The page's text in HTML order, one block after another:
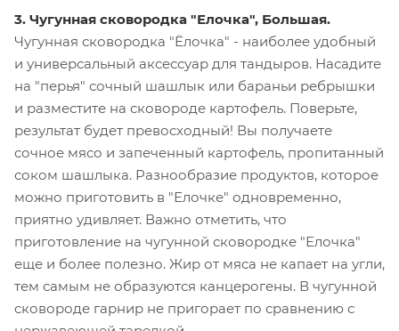
3. ​Чугунная сковородка "Елочка", Большая.
Чугунная сковородка "Ёлочка" - наиболее удобный
и универсальный аксессуар для тандыров. Насадите
на "перья" сочный шашлык или бараньи ребрышки
и разместите на сковороде картофель. Поверьте,
результат будет превосходный! Вы получаете
сочное мясо и запеченный картофель, пропитанный
соком шашлыка. Разнообразие продуктов, которое
можно приготовить в "Елочке" одновременно,
приятно удивляет. Важно отметить, что
приготовление на чугунной сковородке "Елочка"
еще и более полезно. Жир от мяса не капает на угли,
тем самым не образуются канцерогены. В чугунной
сковороде гарнир не пригорает по сравнению с